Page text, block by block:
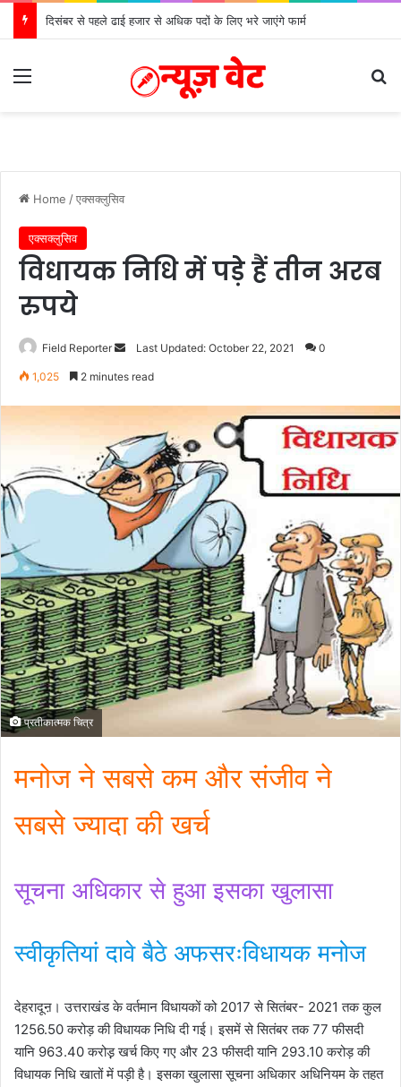
दिसंबर से पहले ढाई हजार से अधिक पदों के लिए भरे जाएंगे फार्म
Menu
Home /एक्सक्लुसिव
एक्सक्लुसिव
विधायक निधि में पड़े हैं तीन अरब
रुपये
Field Reporter
SendLast Updated: October 22, 2021 0
1,025 2 minutes read
प्रतीकात्मक चित्र
मनोज ने सबसे कम और संजीव ने
सबसे ज्यादा की खर्च
सूचना अधिकार से हुआ इसका खुलासा
स्वीकृतियां दावे बैठे अफसरःविधायक मनोज
देहरादूऩ। उत्तराखंड के वर्तमान विधायकों को 2017 से सितंबर- 2021 तक कुल
1256.50 करोड़ की विधायक निधि दी गई। इसमें से सितंबर तक 77 फीसदी
यानि 963.40 करोड़़ खर्च किए गए और 23 फीसदी यानि 293.10 करोड़ की
विधायक निधि खातों में पड़ी है। इसका खुलासा सूचना अधिकार अधिनियम के तहत